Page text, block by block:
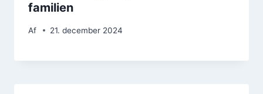
familien
Af 21. december 2024